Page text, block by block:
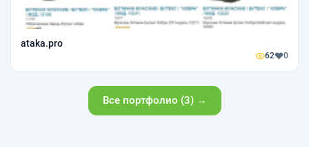
ataka.pro
62 0
Все портфолио (3) →